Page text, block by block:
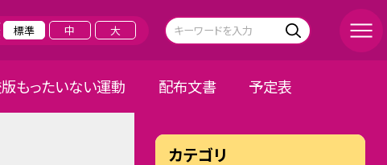
標準 中 大
もったいない運動 配布文書 予定表
カテゴリ